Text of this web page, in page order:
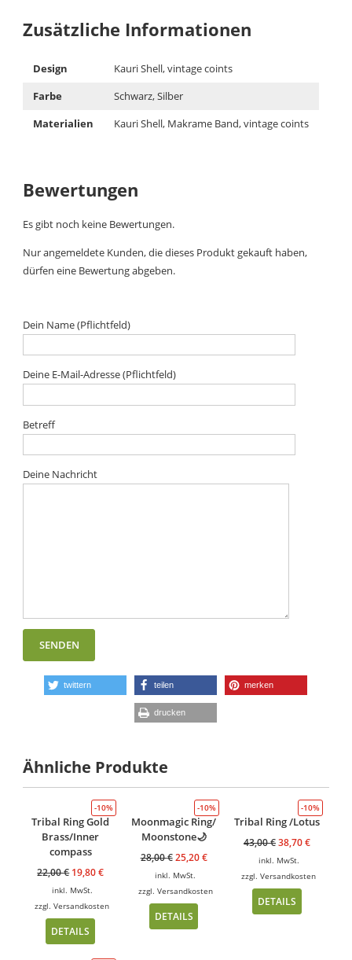
Zusätzliche Informationen
Design
Kauri Shell, vintage coints
Farbe
Schwarz, Silber
Materialien
Kauri Shell, Makrame Band, vintage coints
Bewertungen
Es gibt noch keine Bewertungen.
Nur angemeldete Kunden, die dieses Produkt gekauft haben,
dürfen eine Bewertung abgeben.
Dein Name (Pflichtfeld)
Deine E-Mail-Adresse (Pflichtfeld)
Betreff
Deine Nachricht
twittern teilen merken
drucken
Ähnliche Produkte
-10%
Tribal Ring Gold
Brass/Inner
compass
22,00€ 19,80€
inkl. MwSt.
zzgl.Versandkosten
DETAILS
-10%
Moonmagic Ring/
Moonstone🌙
28,00€ 25,20€
inkl. MwSt.
zzgl. Versandkosten
DETAILS
-10%
Tribal Ring /Lotus
43,00€38,70€
inkl. MwSt.
zzgl.Versandkosten
DETAILS